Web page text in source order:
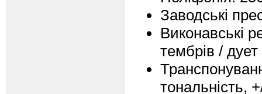
Заводські
Виконавські
тембрів / дует
тональність,